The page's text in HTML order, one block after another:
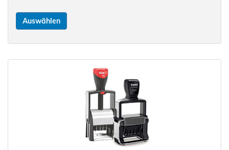
Auswählen